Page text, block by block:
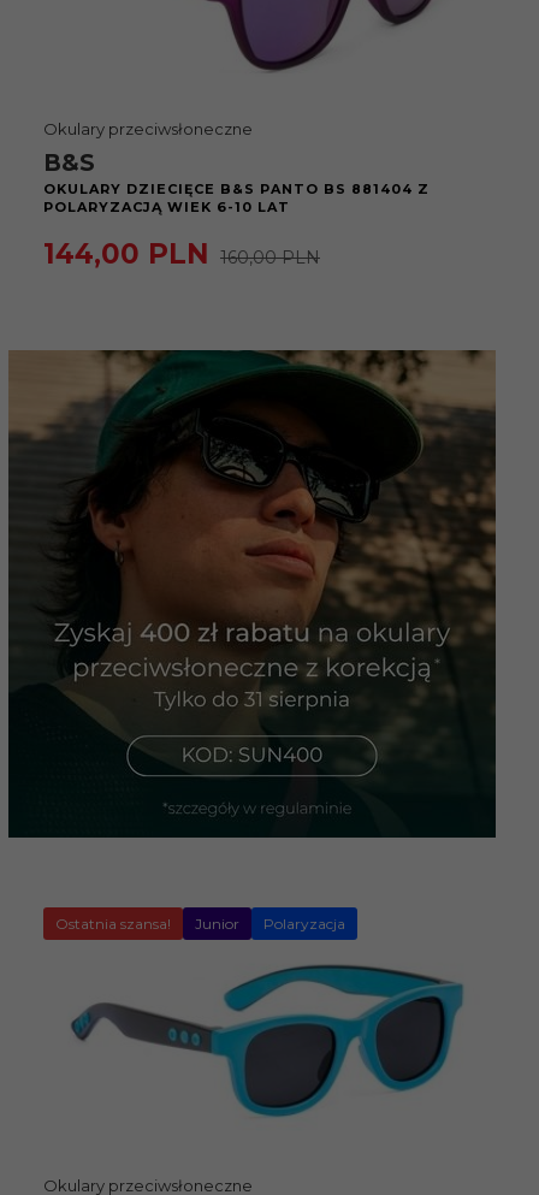
Okulary przeciwsłoneczne
B&S
OKULARY DZIECIĘCE B&S PANTO BS 881404 Z
POLARYZACJĄ WIEK 6-10 LAT
144,00 PLN 160,00 PLN
Ostatnia szansa! Junior Polaryzacja
Okulary przeciwsłoneczne